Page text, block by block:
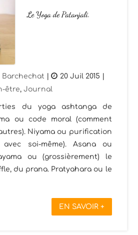
Le Yoga de Patanjali.
Barchechat | 20 Juil 2015
être,Journal
du yoga ashtanga de
ou code moral (comment
Niyama ou purification
soi-même). Asana ou
ou (grossièrement) le
du prana. Pratyahara ou le
EN SAVOIR +